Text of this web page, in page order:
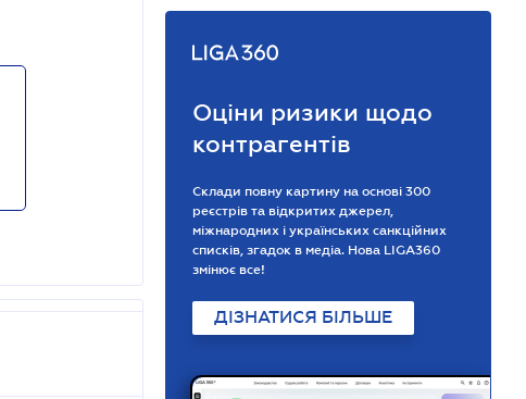
Оціни ризики щодо
контрагентів
Склади повну картину на основі 300
реєстрів та відкритих джерел,
міжнародних і українських санкційних
списків, згадок в медіа. Нова LIGA360
змінює все!
ДІЗНАТИСЯ БІЛЬШЕ